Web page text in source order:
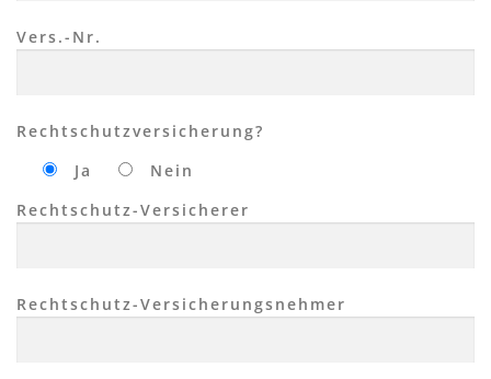
Vers.-Nr.
Rechtschutzversicherung?
Ja
Nein
Rechtschutz-Versicherer
Rechtschutz-Versicherungsnehmer